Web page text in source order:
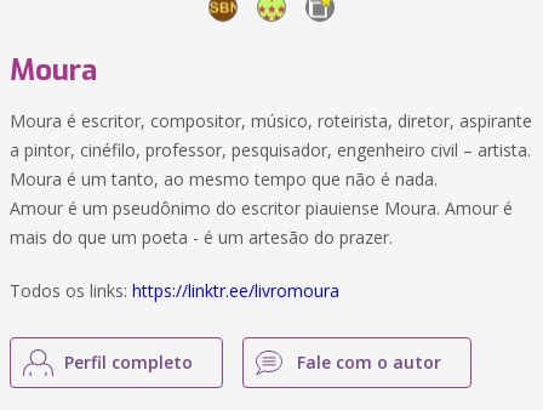
Moura
Moura é escritor, compositor, músico, roteirista, diretor, aspirante
a pintor, cinéfilo, professor, pesquisador, engenheiro civil – artista.
Moura é um tanto, ao mesmo tempo que não é nada.
Amour é um pseudônimo do escritor piauiense Moura. Amour é
mais do que um poeta - é um artesão do prazer.
Todos os links: https://linktr.ee/livromoura
Perfil completo Fale com o autor